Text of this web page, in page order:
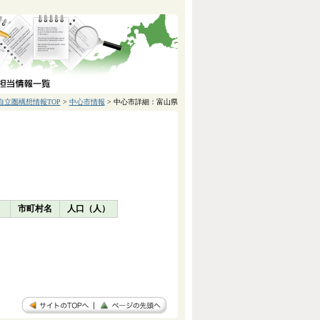
立圏構想情報TOP > 中心市情報 > 中心市詳細：富山県
市町村名 人口（人）